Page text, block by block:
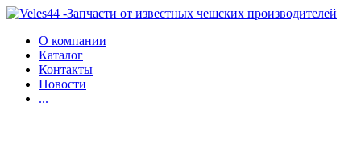
Skip
navigation
Skip
contentО компании
Каталог
Контакты
Новости
...